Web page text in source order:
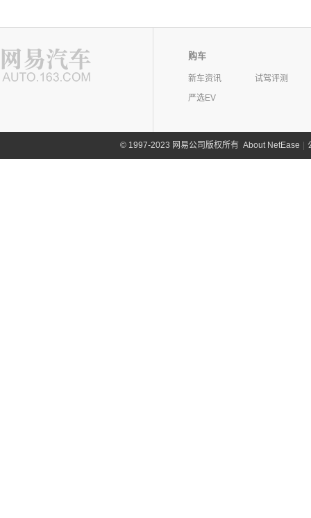
购车
新车资讯
试驾评测
严选EV
©1997-2023 网易公司版权所有 About NetEase